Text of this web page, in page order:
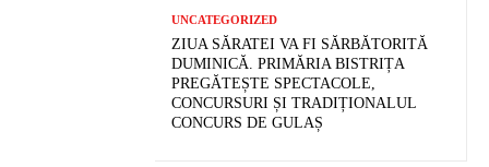
UNCATEGORIZED
ZIUA SĂRATEI VA FI SĂRBĂTORITĂ
DUMINICĂ. PRIMĂRIA BISTRIȚA
PREGĂTEȘTE SPECTACOLE,
CONCURSURI ȘI TRADIȚIONALUL
CONCURS DE GULAȘ